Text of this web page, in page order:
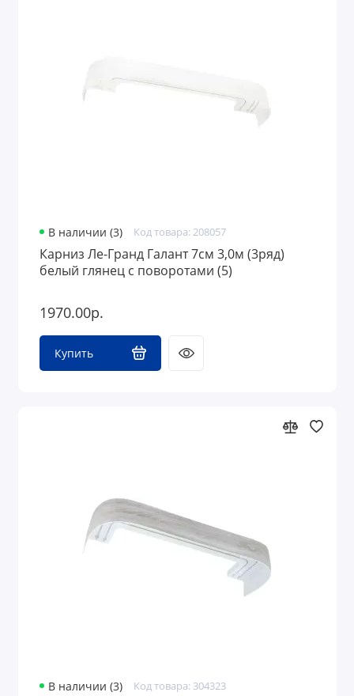
В наличии (3) Код товара: 208057
Карниз Ле-Гранд Галант 7см 3,0м (3ряд)
белый глянец с поворотами (5)
1970.00р.
Купить
В наличии (3) Код товара: 304323